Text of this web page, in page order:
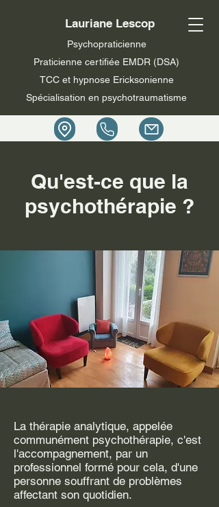
Lauriane Lescop
Psychopraticienne
Praticienne certifiée EMDR (DSA)
TCC et hypnose Ericksonienne
Spécialisation en psychotraumatisme
Qu'est-ce que la
psychothérapie ?
La thérapie analytique, appelée
communément psychothérapie, c'est
l'accompagnement, par un
professionnel formé pour cela, d'une
personne souffrant de problèmes
affectant son quotidien.